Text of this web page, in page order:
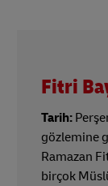
Fitri
Tarih:
gözlemine
Ramazan
birçok